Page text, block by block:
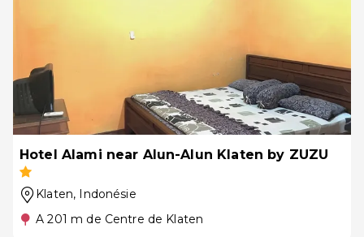
Hotel Alami near Alun-Alun Klaten by ZUZU
Klaten, Indonésie
A 201 m de Centre de Klaten